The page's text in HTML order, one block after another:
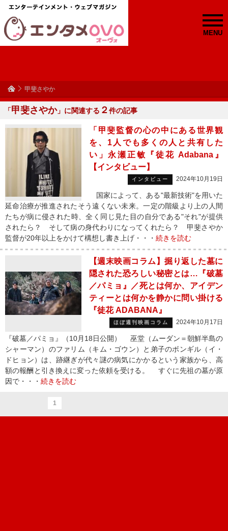
MENU
甲斐さやか
「甲斐さやか」に関連する ２件の記事
「甲斐監督の心の中にある世界観
を、1人でも多くの人と共有した
い」永瀬正敏『徒花 Adabana』
【インタビュー】
インタビュー 2024年10月19日
国家によって、ある"最新技術"を用いた
延命治療が推進されたそう遠くない未来。一定の階級より上の人間
たちが病に侵された時、全く同じ見た目の自分である"それ"が提供
されたら？ そして病の身代わりになってくれたら？ 甲斐さやか
監督が20年以上をかけて構想し書き上げ・・・ 続きを読む
【週末映画コラム】掘り返した墓に
隠された恐ろしい秘密とは…『破墓
／パミョ』／死とは何か、アイデン
ティーとは何かを静かに問い掛ける
『徒花 ADABANA』
ほぼ週刊映画コラム 2024年10月17日
『破墓／パミョ』（10月18日公開） 巫堂（ムーダン＝朝鮮半島の
シャーマン）のファリム（キム・ゴウン）と弟子のボンギル（イ・
ドヒョン）は、跡継ぎが代々謎の病気にかかるという家族から、高
額の報酬と引き換えに変った依頼を受ける。 すぐに先祖の墓が原
因で・・・ 続きを読む
1